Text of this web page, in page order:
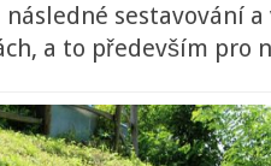
následné sestavování
a to především pro